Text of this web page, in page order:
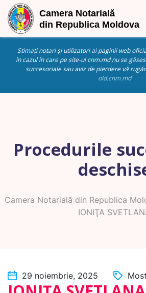
Stimați notari și utilizatori ai paginii web
în cazul în care pe site-ul cnm.md nu se
succesoriale sau aviz de pierdere vă
old.cnm.md
Procedurile
Camera Notarială din Republica
IONIŢA
29 noiembrie, 2025